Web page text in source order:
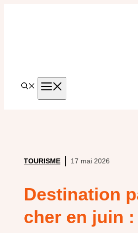
TOURISME 17 mai 2026
Destination
cher en juin :